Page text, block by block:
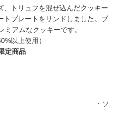
、トリュフを混ぜ込んだクッキー
トプレートをサンドしました。ブ
アムなクッキーです。
以上使用）
定商品
・ソ